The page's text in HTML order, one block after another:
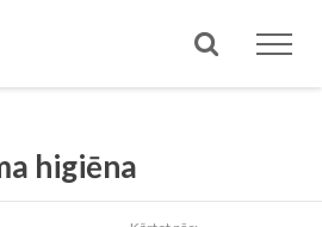
Meklēt
higiēna